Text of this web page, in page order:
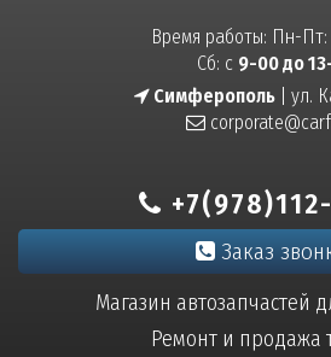
Время работы: Пн-Пт:
Сб: с 9-00 до
Симферополь | ул.
Заказ
Магазин автозапчастей
Ремонт и продажа